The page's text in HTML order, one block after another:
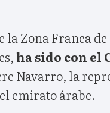
la Zona Franca
ha sido con el
Navarro, la
emirato árabe.